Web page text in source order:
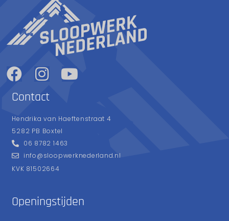
Contact
Hendrika van Haeftenstraat 4
5282 PB Boxtel
06 8782 1463
info@sloopwerknederland.nl
KVK 81502664
Openingstijden